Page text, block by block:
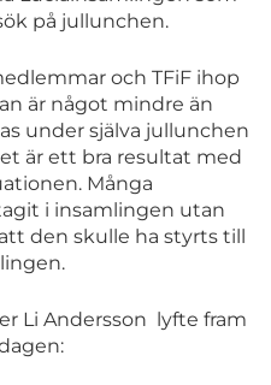
på jullunchen.
och TFiF ihop
är något mindre än
under själva jullunchen
är ett bra resultat med
Många
i insamlingen utan
den skulle ha styrts till
Li Andersson lyfte fram